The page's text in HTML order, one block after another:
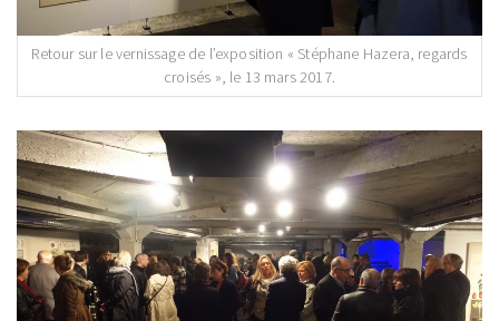
Retour sur le vernissage de l’exposition « Stéphane Hazera, regards
croisés », le 13 mars 2017.